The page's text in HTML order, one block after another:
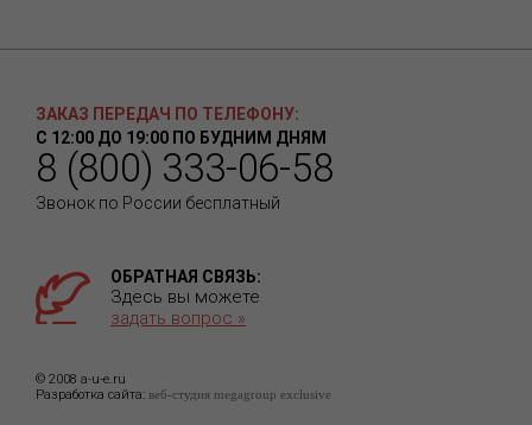
ЗАКАЗ ПЕРЕДАЧ ПО ТЕЛЕФОНУ:
С 12:00 ДО 19:00 ПО БУДНИМ ДНЯМ
8 (800) 333-06-58
Звонок по России бесплатный
ОБРАТНАЯ СВЯЗЬ:
Здесь вы можете
задать вопрос »
© 2008 a-u-e.ru
Разработка сайта: веб-студия megagroup exclusive